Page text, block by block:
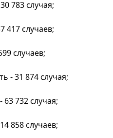
783 случая;
417 случаев;
случаев;
- 31 874 случая;
63 732 случая;
858 случаев;